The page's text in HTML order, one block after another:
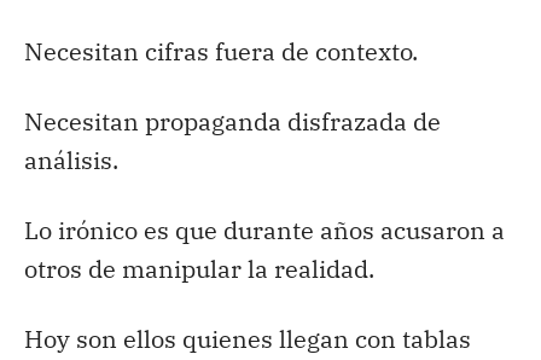
Necesitan cifras fuera de contexto.
Necesitan propaganda disfrazada de
análisis.
Lo irónico es que durante años acusaron a
otros de manipular la realidad.
Hoy son ellos quienes llegan con tablas